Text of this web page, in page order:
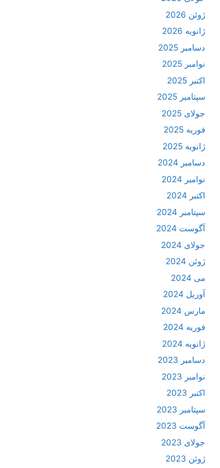
ژوئن 2026
ژانویه 2026
دسامبر 2025
نوامبر 2025
اکتبر 2025
سپتامبر 2025
جولای 2025
فوریه 2025
ژانویه 2025
دسامبر 2024
نوامبر 2024
اکتبر 2024
سپتامبر 2024
آگوست 2024
جولای 2024
ژوئن 2024
می 2024
آوریل 2024
مارس 2024
فوریه 2024
ژانویه 2024
دسامبر 2023
نوامبر 2023
اکتبر 2023
سپتامبر 2023
آگوست 2023
جولای 2023
ژوئن 2023